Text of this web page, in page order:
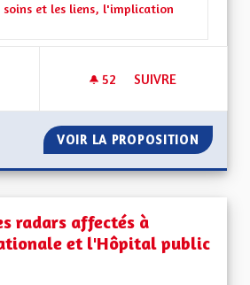
de la catégorie : Les solidarités, les soins
soins et les liens, l'implication
52 52 ABONNÉS
SUIVRE
VOIR LA PROPOSITION AIDE
radars affectés à
et l'Hôpital public